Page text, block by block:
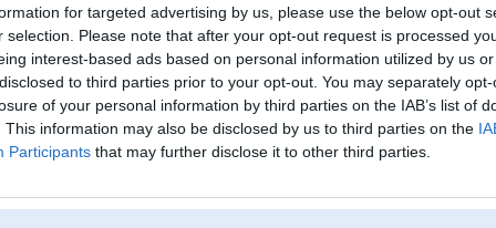
for targeted advertising by us, please use the below opt-out
selection. Please note that after your opt-out request is processed
interest-based ads based on personal information utilized by us
to third parties prior to your opt-out. You may separately
of your personal information by third parties on the IAB’s list of
This information may also be disclosed by us to third parties on the
Participants that may further disclose it to other third parties.
Pēdējo reizi manīts: 19. Jul 2015, 10:00
Lietotājvārds:
skunkss
Pilsēta:
Rīga
Braucu ar:
BMW E36 2.5tds Touring
Nodarbošanās:
Ziņojumi forumā:
29